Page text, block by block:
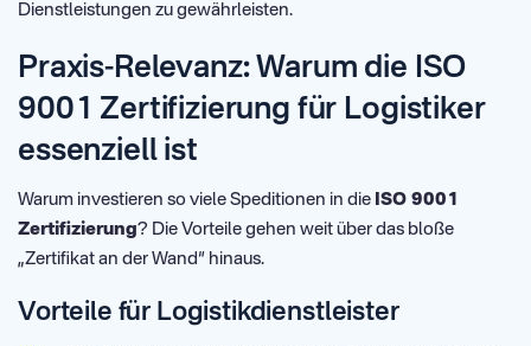
Dienstleistungen zu gewährleisten.
Praxis-Relevanz: Warum die ISO
9001 Zertifizierung für Logistiker
essenziell ist
Warum investieren so viele Speditionen in die ISO 9001
Zertifizierung? Die Vorteile gehen weit über das bloße
„Zertifikat an der Wand“ hinaus.
Vorteile für Logistikdienstleister